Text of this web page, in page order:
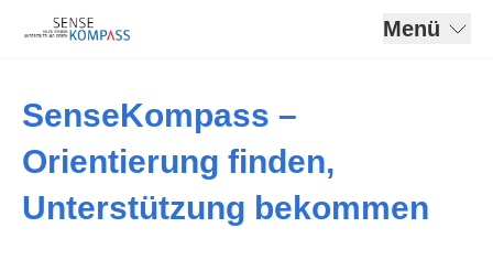
Menü
SenseKompass –
Orientierung finden,
Unterstützung bekommen